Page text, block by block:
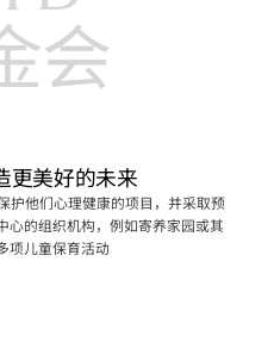
会
更美好的未来
护他们心理健康的项目，并采取预
心的组织机构，例如寄养家园或其
项儿童保育活动